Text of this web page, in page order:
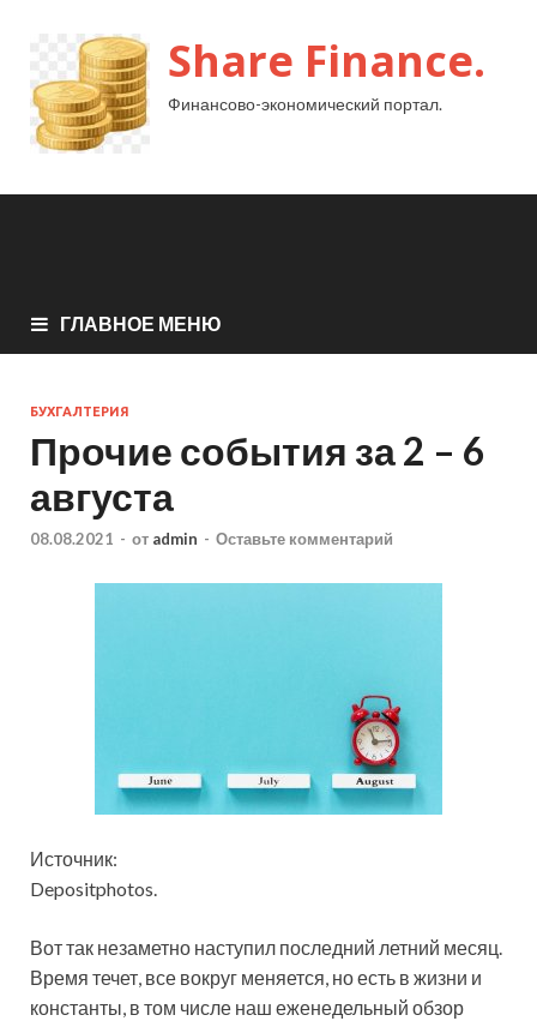
Share Finance.
Финансово-экономический портал.
ГЛАВНОЕ МЕНЮ
БУХГАЛТЕРИЯ
Прочие события за 2 – 6
августа
08.08.2021 - от admin - Оставьте комментарий
Источник:
Depositphotos.
Вот так незаметно наступил последний летний месяц.
Время течет, все вокруг меняется, но есть в жизни и
константы, в том числе наш еженедельный обзор